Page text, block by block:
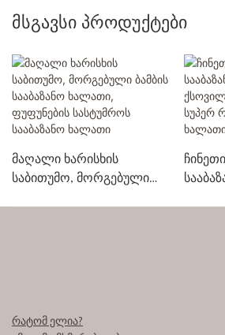
მსგავსი პროდუქტები
მაღალი ხარისხის
საბითუმო, მორგებული
რატომ ელია?